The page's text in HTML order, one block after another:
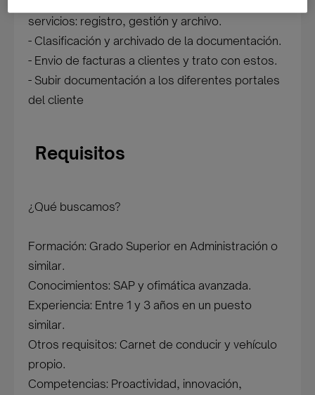
servicios: registro, gestión y archivo.
- Clasificación y archivado de la documentación.
- Envio de facturas a clientes y trato con estos.
- Subir documentación a los diferentes portales
del cliente
Requisitos
¿Qué buscamos?
Formación: Grado Superior en Administración o
similar.
Conocimientos: SAP y ofimática avanzada.
Experiencia: Entre 1 y 3 años en un puesto
similar.
Otros requisitos: Carnet de conducir y vehículo
propio.
Competencias: Proactividad, innovación,